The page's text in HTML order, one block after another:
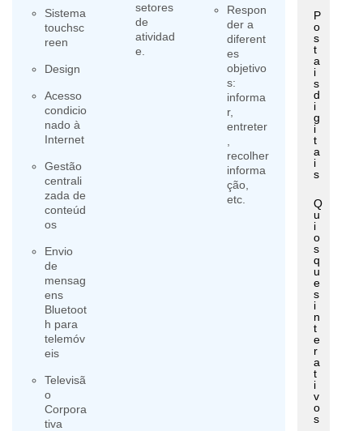
Sistema
touchsc
reen
Design
Acesso
condicio
nado à
Internet
Gestão
centrali
zada de
conteúd
os
Envio
de
mensag
ens
Bluetoot
h para
telemóv
eis
Televisã
o
Corpora
tiva
setores
de
atividad
e.
Respon
der a
diferent
es
objetivo
s:
informa
r,
entreter
recolher
informa
ção,
etc.
P
o
s
t
a
i
s
d
i
g
i
t
a
i
s
Q
u
i
o
s
q
u
e
s
i
n
t
e
r
a
t
i
v
o
s